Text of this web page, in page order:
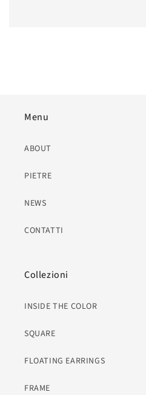
Menu
ABOUT
PIETRE
NEWS
CONTATTI
Collezioni
INSIDE THE COLOR
SQUARE
FLOATING EARRINGS
FRAME